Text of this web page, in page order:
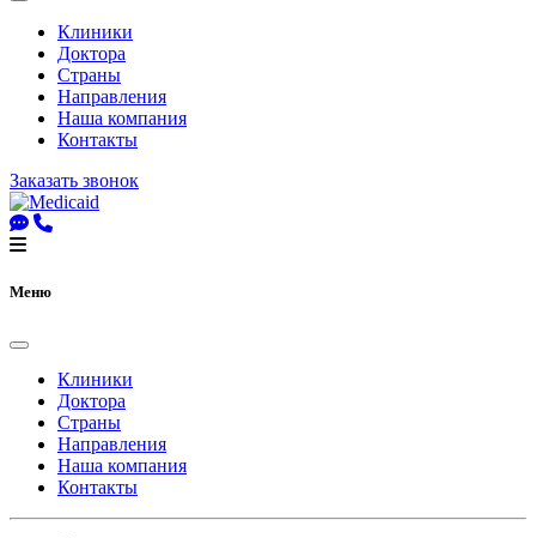
Клиники
Доктора
Страны
Направления
Наша компания
Контакты
Заказать звонок
Меню
Клиники
Доктора
Страны
Направления
Наша компания
Контакты